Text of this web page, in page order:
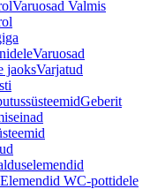
Varuosad Valmis
Varuosad
jaoksVarjatud
Geberit
WC-pottidele